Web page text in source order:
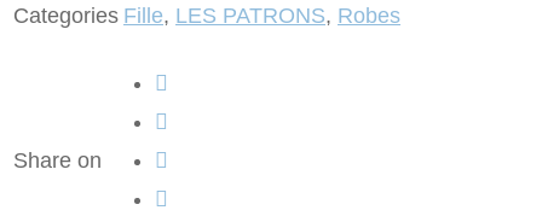
Categories Fille, LES PATRONS, Robes
Share on